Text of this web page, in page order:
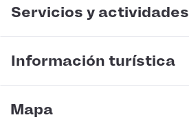
Servicios y actividades
Información turística
Mapa